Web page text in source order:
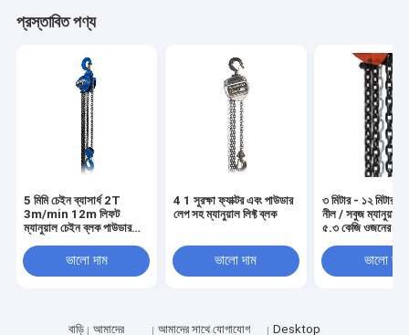
প্রস্তাবিত পণ্য
5 মিমি চেইন ব্যাসার্ধ 2T
3m/min 12m লিফট
ম্যানুয়াল চেইন ব্লক পাউডার
ভালো দাম
4 1 সুরক্ষা ফ্যাক্টর এবং পাউডার
লেপ সহ ম্যানুয়াল লিফ্ট ব্লক
ভালো দাম
৩ মিটার - ১২ মিটার
নীল / সবুজ ম্যানুয়াল
৫.৩ কেজি ওজনের
ভালো দাম
বাড়ি আমাদের আমাদের সাথে যোগাযোগ Desktop